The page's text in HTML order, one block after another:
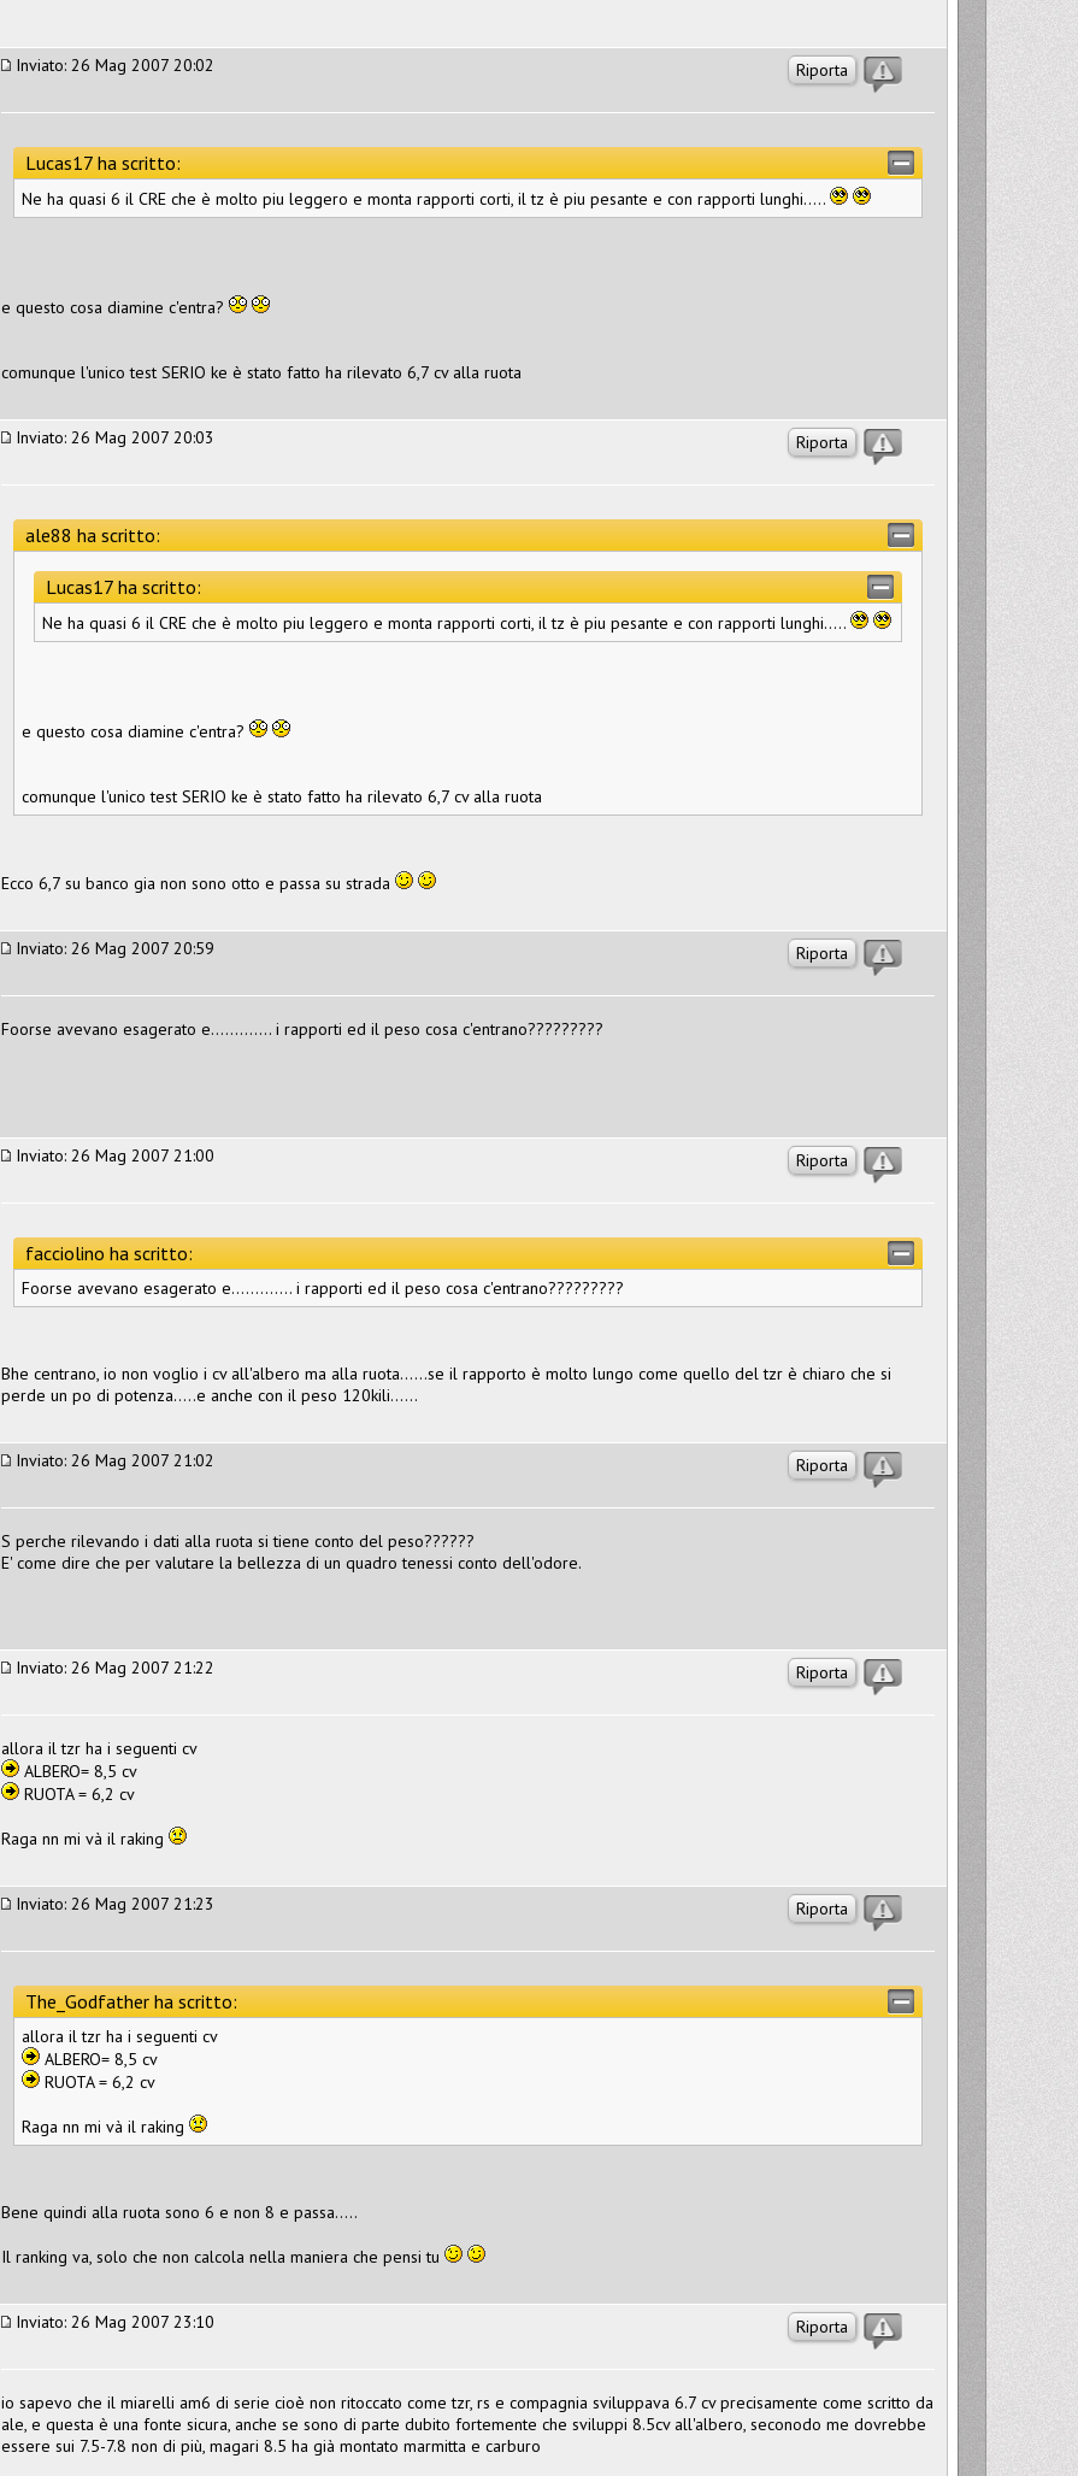
Riporta
Inviato: 26 Mag 2007 20:02
Lucas17 ha scritto:
Ne ha quasi 6 il CRE che è molto piu leggero e monta rapporti corti, il tz è piu pesante e con rapporti lunghi.....
e questo cosa diamine c'entra?
comunque l'unico test SERIO ke è stato fatto ha rilevato 6,7 cv alla ruota
Riporta
Inviato: 26 Mag 2007 20:03
ale88 ha scritto:
Lucas17 ha scritto:
Ne ha quasi 6 il CRE che è molto piu leggero e monta rapporti corti, il tz è piu pesante e con rapporti lunghi.....
e questo cosa diamine c'entra?
comunque l'unico test SERIO ke è stato fatto ha rilevato 6,7 cv alla ruota
Ecco 6,7 su banco gia non sono otto e passa su strada
Riporta
Inviato: 26 Mag 2007 20:59
Foorse avevano esagerato e............. i rapporti ed il peso cosa c'entrano?????????
Riporta
Inviato: 26 Mag 2007 21:00
facciolino ha scritto:
Foorse avevano esagerato e............. i rapporti ed il peso cosa c'entrano?????????
Bhe centrano, io non voglio i cv all'albero ma alla ruota......se il rapporto è molto lungo come quello del tzr è chiaro che si
perde un po di potenza.....e anche con il peso 120kili......
Riporta
Inviato: 26 Mag 2007 21:02
S perche rilevando i dati alla ruota si tiene conto del peso??????
E' come dire che per valutare la bellezza di un quadro tenessi conto dell'odore.
Riporta
Inviato: 26 Mag 2007 21:22
allora il tzr ha i seguenti cv
ALBERO= 8,5 cv
RUOTA = 6,2 cv
Raga nn mi và il raking
Riporta
Inviato: 26 Mag 2007 21:23
The_Godfather ha scritto:
allora il tzr ha i seguenti cv
ALBERO= 8,5 cv
RUOTA = 6,2 cv
Raga nn mi và il raking
Bene quindi alla ruota sono 6 e non 8 e passa.....
Il ranking va, solo che non calcola nella maniera che pensi tu
Riporta
Inviato: 26 Mag 2007 23:10
io sapevo che il miarelli am6 di serie cioè non ritoccato come tzr, rs e compagnia sviluppava 6.7 cv precisamente come scritto da
ale, e questa è una fonte sicura, anche se sono di parte dubito fortemente che sviluppi 8.5cv all'albero, seconodo me dovrebbe
essere sui 7.5-7.8 non di più, magari 8.5 ha già montato marmitta e carburo